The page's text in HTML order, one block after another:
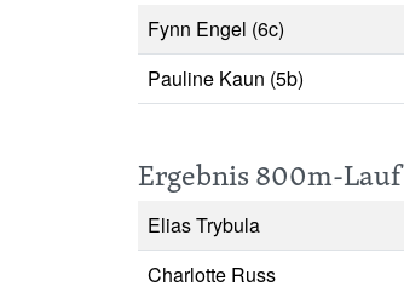
Fynn Engel (6c)
Pauline Kaun (5b)
Ergebnis 800m-Lauf
Elias Trybula
Charlotte Russ